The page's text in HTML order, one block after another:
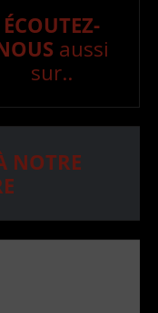
ÉCOUTEZ-
aussi
sur..
NOTRE